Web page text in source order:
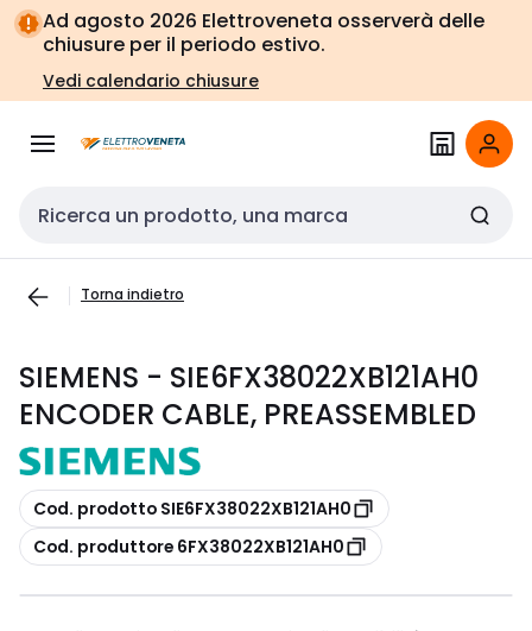
Vai alla
navigazione
Vai
alla
pagina
Ad agosto 2026 Elettroveneta osserverà delle
chiusure per il periodo estivo.
Vedi calendario chiusure
Cerca input
Torna indietro
SIEMENS - SIE6FX38022XB121AH0
ENCODER CABLE, PREASSEMBLED
copia
Cod. prodotto SIE6FX38022XB121AH0
copia
Cod. produttore 6FX38022XB121AH0